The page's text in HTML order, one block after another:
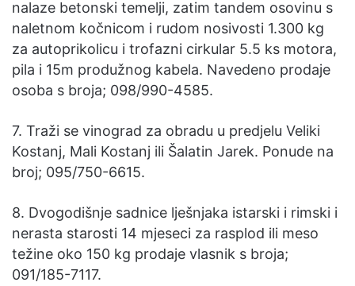
nalaze betonski temelji, zatim tandem osovinu s
naletnom kočnicom i rudom nosivosti 1.300 kg
za autoprikolicu i trofazni cirkular 5.5 ks motora,
pila i 15m produžnog kabela. Navedeno prodaje
osoba s broja; 098/990-4585.
7. Traži se vinograd za obradu u predjelu Veliki
Kostanj, Mali Kostanj ili Šalatin Jarek. Ponude na
broj; 095/750-6615.
8. Dvogodišnje sadnice lješnjaka istarski i rimski i
nerasta starosti 14 mjeseci za rasplod ili meso
težine oko 150 kg prodaje vlasnik s broja;
091/185-7117.